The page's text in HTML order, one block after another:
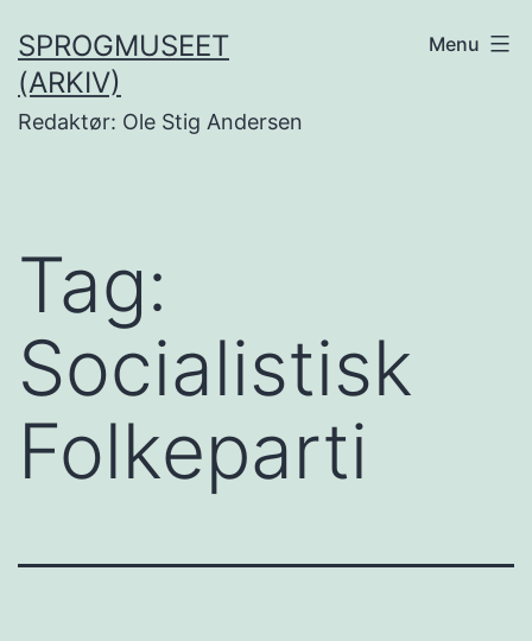
til
indhold
SPROGMUSEET
(ARKIV)
Redaktør: Ole Stig Andersen
Menu
Tag:
Socialistisk
Folkeparti